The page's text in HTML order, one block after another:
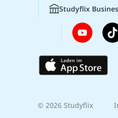
Studyflix
© 2026 Studyflix